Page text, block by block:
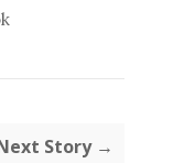
Story →